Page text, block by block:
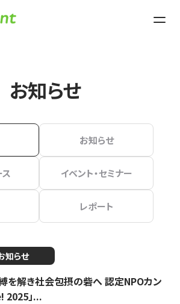
お知らせ
お知らせ
ス イベント・セミナー
レポート
知らせ
を解き社会包摂の砦へ 認定NPOカン
2025」...